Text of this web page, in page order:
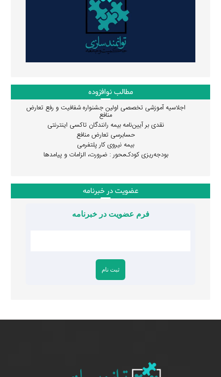
مطالب نوافزوده
اجلاسیه آموزشی تخصصی اولین جشنواره شفافیت و رفع تعارض
منافع
نقدی بر آیین‌نامه بیمه رانندگان تاکسی اینترنتی
حسابرسی تعارض منافع
بیمه نیروی کار پلتفرمی
بودجه‌ریزی کودک‌محور : ضرورت، الزامات و پیامدها
عضویت در خبرنامه
فرم عضویت در خبرنامه